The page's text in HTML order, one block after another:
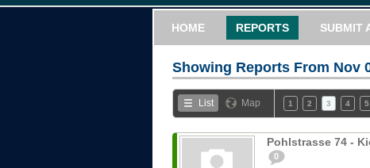
HOME REPORTS SUBMIT
Showing Reports From Nov
List Map 1 2 3 4 5
Pohlstrasse 74 -
0